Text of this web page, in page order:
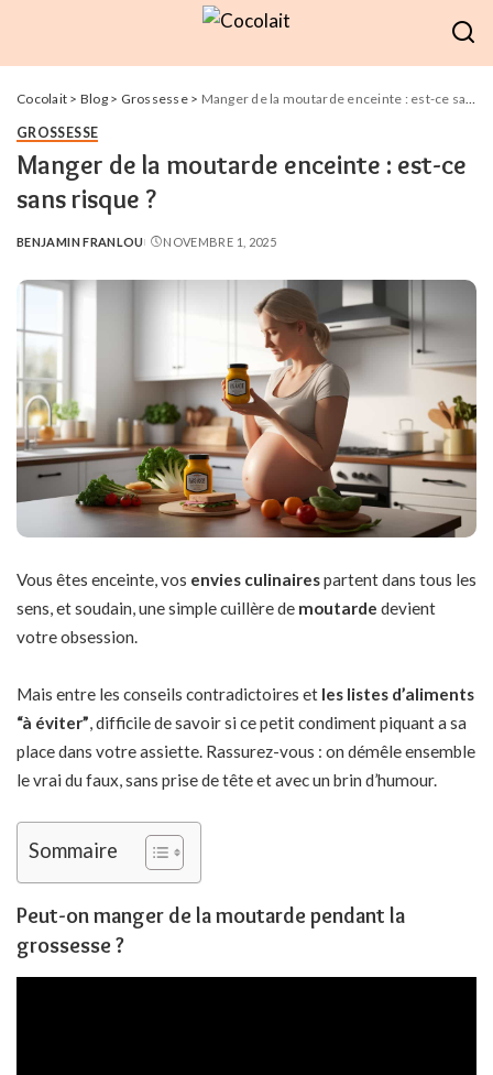
Cocolait > Blog> Grossesse> Manger de la moutarde enceinte : est-ce sans risque ?
GROSSESSE
Manger de la moutarde enceinte : est-ce
sans risque ?
POSTED
BENJAMIN FRANLOU NOVEMBRE 1, 2025
Vous êtes enceinte, vos envies culinairespartent dans tous les
sens, et soudain, une simple cuillère de moutarde devient
votre obsession.
Mais entre les conseils contradictoires et les listes d’aliments
“à éviter”, difficile de savoir si ce petit condiment piquant a sa
place dans votre assiette. Rassurez-vous : on démêle ensemble
le vrai du faux, sans prise de tête et avec un brin d’humour.
Sommaire
Peut-on manger de la moutarde pendant la
grossesse ?